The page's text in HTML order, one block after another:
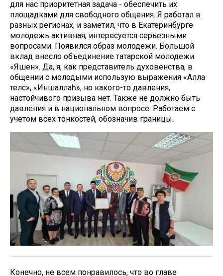
для нас приоритетная задача - обеспечить их
площадками для свободного общения. Я работал в
разных регионах, и заметил, что в Екатеринбурге
молодежь активная, интересуется серьезными
вопросами. Появился образ молодежи. Большой
вклад внесло объединение татарской молодежи
«Яшен». Да, я, как представитель духовенства, в
общении с молодыми использую выражения «Алла
теләсә», «Иншаллаһ», но какого-то давления,
настойчивого призыва нет. Также не должно быть
давления и в национальном вопросе. Работаем с
учетом всех тонкостей, обозначив границы.
Конечно, не всем понравилось, что во главе